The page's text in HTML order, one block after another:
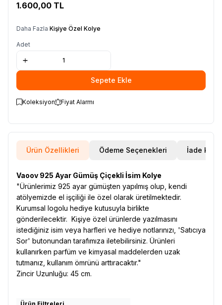
1.600,00 TL
Daha Fazla Kişiye Özel Kolye
Adet
Sepete Ekle
Koleksiyon Fiyat Alarmı
Ürün Özellikleri Ödeme Seçenekleri İade
Vaoov 925 Ayar Gümüş Çiçekli İsim Kolye
"Ürünlerimiz 925 ayar gümüşten yapılmış olup, kendi
atölyemizde el işçiliği ile özel olarak üretilmektedir.
Kurumsal logolu hediye kutusuyla birlikte
gönderilecektir. Kişiye özel ürünlerde yazılmasını
istediğiniz isim veya harfleri ve hediye notlarınızı, 'Satıcıya
Sor' butonundan tarafımıza iletebilirsiniz. Ürünleri
kullanırken parfüm ve kimyasal maddelerden uzak
tutmanız, kullanım ömrünü arttıracaktır."
Zincir Uzunluğu: 45 cm.